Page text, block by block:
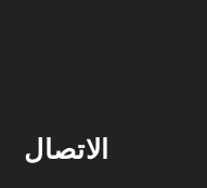
الاتصال